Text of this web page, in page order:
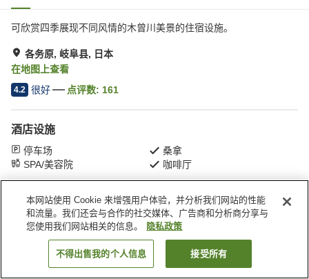
可欣赏四季展现不同风情的木曾川美景的住宿设施。
各务原, 岐阜县, 日本
在地图上查看
4.2 很好 点评数: 161
酒店设施
停车场
桑拿
SPA/美容院
咖啡厅
首页 日本 岐阜县
各务原
犬山温泉 旬树庵 八胜阁MIZUNOWO
搜索客房
本网站使用 Cookie 来增强用户体验，并分析我们网站的性能
和流量。我们还会与合作的社交媒体、广告商和分析商分享与
您使用我们网站相关的信息。
隐私政策
不得出售我的个人信息 接受所有